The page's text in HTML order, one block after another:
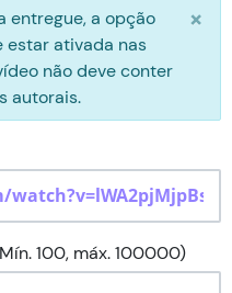
entregue, a opção
estar ativada nas
não deve conter
autorais.
×
100, máx. 100000)